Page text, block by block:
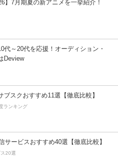
】7月期夏の新アニメを一挙紹介！
代～20代を応援！オーディション・
Deview
ブスクおすすめ11選【徹底比較】
ランキング
サービスおすすめ40選【徹底比較】
20選